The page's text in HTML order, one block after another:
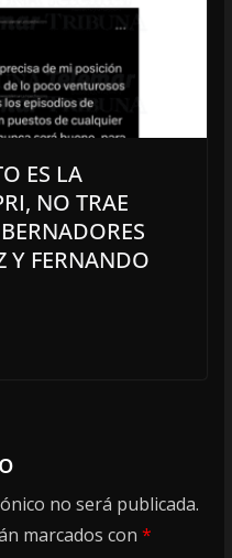
ES LA
NO TRAE
Y FERNANDO
no será publicada.
marcados con *